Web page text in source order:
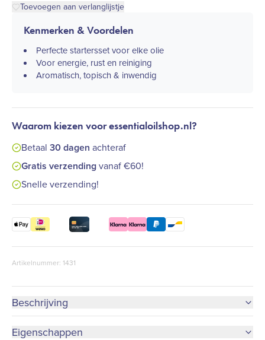
Toevoegen aan verlanglijstje
Kenmerken & Voordelen
Perfecte startersset voor elke olie
Voor energie, rust en reiniging
Aromatisch, topisch & inwendig
Waarom kiezen voor essentialoilshop.nl?
Betaal 30 dagen achteraf
Gratis verzendingvanaf €60!
Snelle verzending!
Artikelnummer: 1431
Beschrijving
Eigenschappen